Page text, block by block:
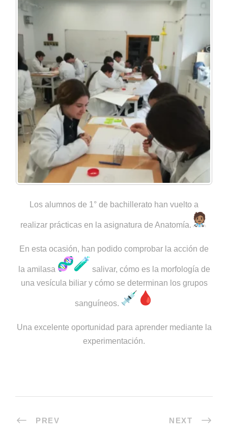
Los alumnos de 1° de bachillerato han vuelto a
realizar prácticas en la asignatura de Anatomía.
En esta ocasión, han podido comprobar la acción de
la amilasa
salivar, cómo es la morfología de
una vesícula biliar y cómo se determinan los grupos
sanguíneos.
Una excelente oportunidad para aprender mediante la
experimentación.
PREV NEXT